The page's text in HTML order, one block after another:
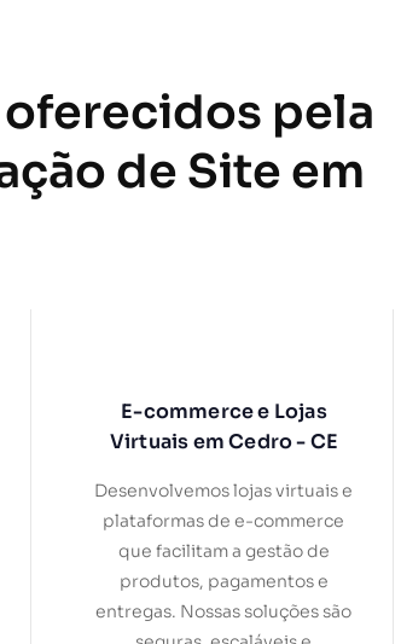
pela
de Site em
E-commerce e Lojas
Virtuais em Cedro - CE
Desenvolvemos lojas virtuais e
plataformas de e-commerce
que facilitam a gestão de
produtos, pagamentos e
entregas. Nossas soluções são